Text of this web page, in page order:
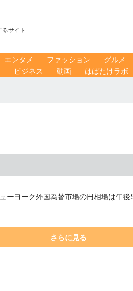
サイト
エンタメ ファッション グルメ
ビジネス 動画 はばたけラボ
ーヨーク外国為替市場の円相場は午
さらに見る